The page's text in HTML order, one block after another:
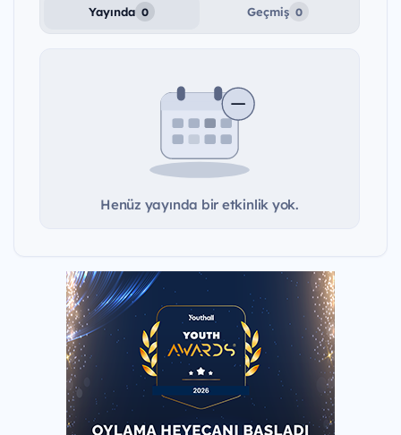
Yayında 0 Geçmiş 0
Henüz yayında bir etkinlik yok.